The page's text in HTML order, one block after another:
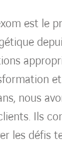
est le
nous
Ils
les défis